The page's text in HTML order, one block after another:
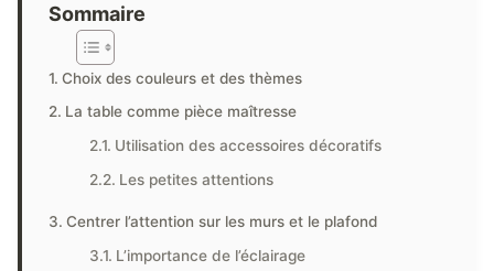
Sommaire
Choix des couleurs et des thèmes
La table comme pièce maîtresse
Utilisation des accessoires décoratifs
Les petites attentions
Centrer l’attention sur les murs et le plafond
L’importance de l’éclairage